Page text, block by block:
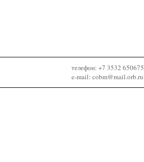
телефон: +7 3532 650675
e-mail: cobm@mail.orb.ru